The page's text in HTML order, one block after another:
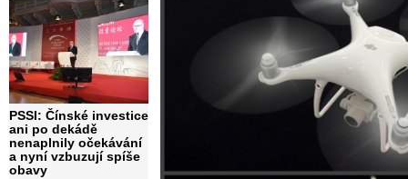
PSSI: Čínské investice
ani po dekádě
nenaplnily očekávání
a nyní vzbuzují spíše
obavy